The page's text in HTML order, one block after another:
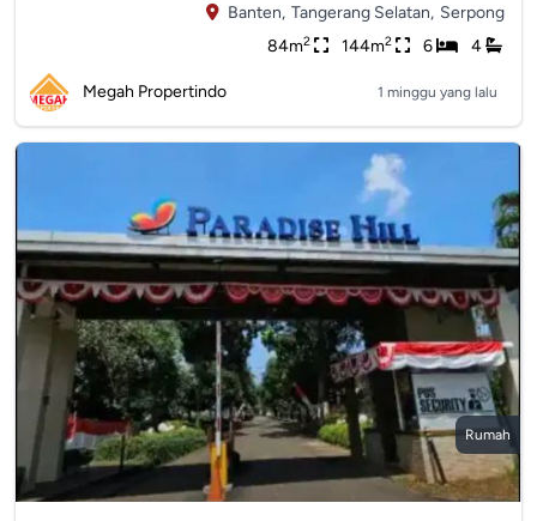
Banten, Tangerang Selatan, Serpong
84m2 144m2 6 4
Megah Propertindo 1 minggu yang lalu
Rumah